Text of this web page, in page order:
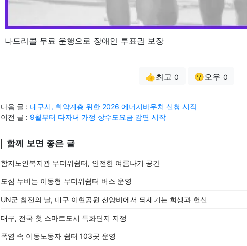
나드리콜 무료 운행으로 장애인 투표권 보장
👍최고 0 😗오우 0
다음 글 : 대구시, 취약계층 위한 2026 에너지바우처 신청 시작
이전 글 : 9월부터 다자녀 가정 상수도요금 감면 시작
함께 보면 좋은 글
함지노인복지관 무더위쉼터, 안전한 여름나기 공간
도심 누비는 이동형 무더위쉼터 버스 운영
UN군 참전의 날, 대구 이현공원 선양비에서 되새기는 희생과 헌신
대구, 전국 첫 스마트도시 특화단지 지정
폭염 속 이동노동자 쉼터 103곳 운영